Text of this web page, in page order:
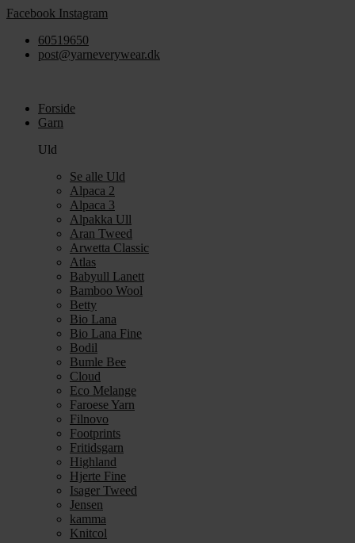
Videre
indhold
Facebook Instagram
60519650
post@yarneverywear.dk
Forside
Garn
Uld
Se alle Uld
Alpaca 2
Alpaca 3
Alpakka Ull
Aran Tweed
Arwetta Classic
Atlas
Babyull Lanett
Bamboo Wool
Betty
Bio Lana
Bio Lana Fine
Bodil
Bumle Bee
Cloud
Eco Melange
Faroese Yarn
Filnovo
Footprints
Fritidsgarn
Highland
Hjerte Fine
Isager Tweed
Jensen
kamma
Knitcol